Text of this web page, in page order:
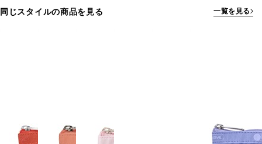
同じスタイルの商品を見る 一覧を見る